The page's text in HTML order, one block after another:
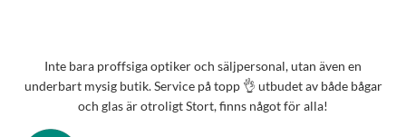
Inte bara proffsiga optiker och säljpersonal, utan även en
underbart mysig butik. Service på topp 👌 utbudet av både bågar
och glas är otroligt Stort, finns något för alla!